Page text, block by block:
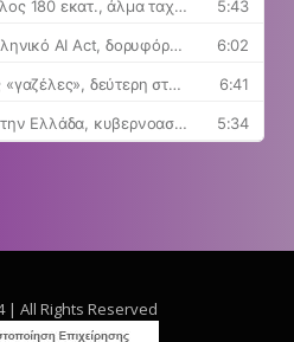
| All Rights Reserved